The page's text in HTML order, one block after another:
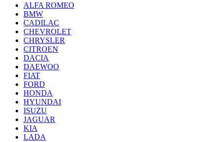
ALFA ROMEO
BMW
CADILAC
CHEVROLET
CHRYSLER
CITROEN
DACIA
DAEWOO
FIAT
FORD
HONDA
HYUNDAI
ISUZU
JAGUAR
KIA
LADA